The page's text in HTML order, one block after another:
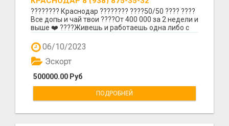
???????? Краснодар ???????? ????50/50 ???? ????
Все допы и чай твои ????От 400 000 за 2 недели и
выше ❤️ ????Живешь и работаешь одна либо с
06/10/2023
500000.00 Руб
Эскорт
ПОДРОБНЕЙ